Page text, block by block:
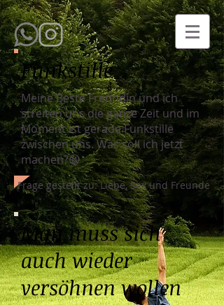
Funkstille
Meine Beste Freundin und ich
streiten uns die ganze Zeit und im
Moment ist gerade Funkstille
zwischen uns. Was soll ich jetzt
machen?😫
Frage gestellt zu: Liebe, Sex und Freunde
Man muss sich
auch wieder
versöhnen wollen